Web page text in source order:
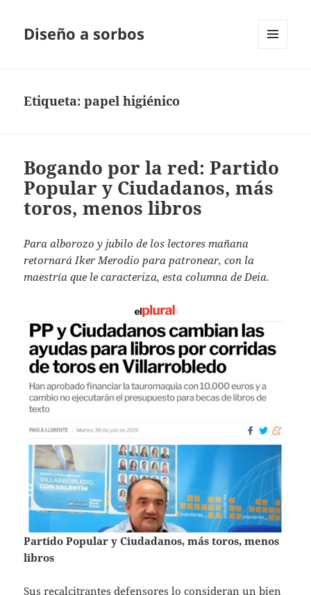
Diseño a sorbos
Etiqueta:papel higiénico
Bogando por la red: Partido
Popular y Ciudadanos, más
toros, menos libros
Para alborozo y jubilo de los lectores mañana
retornará Iker Merodio para patronear, con la
maestría que le caracteriza, esta columna de Deia.
Partido Popular y Ciudadanos, más toros, menos
libros
Sus recalcitrantes defensores lo consideran un bien